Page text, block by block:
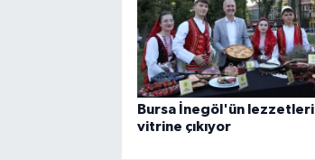
Bursa İnegöl'ün lezzetleri
vitrine çıkıyor